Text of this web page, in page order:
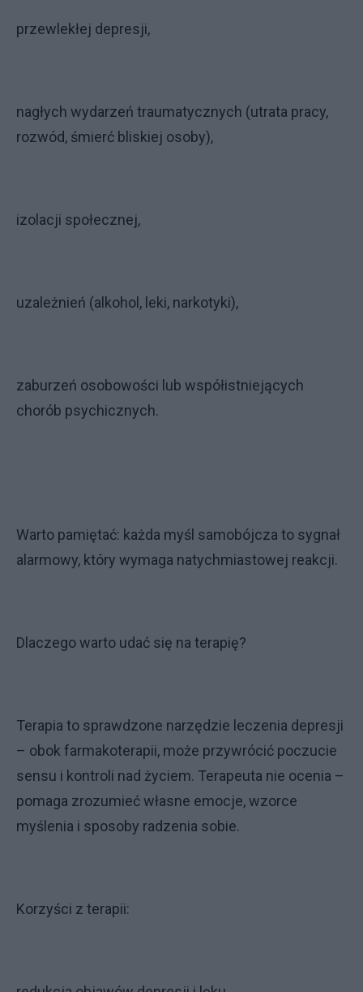
przewlekłej depresji,
nagłych wydarzeń traumatycznych (utrata pracy,
rozwód, śmierć bliskiej osoby),
izolacji społecznej,
uzależnień (alkohol, leki, narkotyki),
zaburzeń osobowości lub współistniejących
chorób psychicznych.
Warto pamiętać: każda myśl samobójcza to sygnał
alarmowy, który wymaga natychmiastowej reakcji.
Dlaczego warto udać się na terapię?
Terapia to sprawdzone narzędzie leczenia depresji
– obok farmakoterapii, może przywrócić poczucie
sensu i kontroli nad życiem. Terapeuta nie ocenia –
pomaga zrozumieć własne emocje, wzorce
myślenia i sposoby radzenia sobie.
Korzyści z terapii: